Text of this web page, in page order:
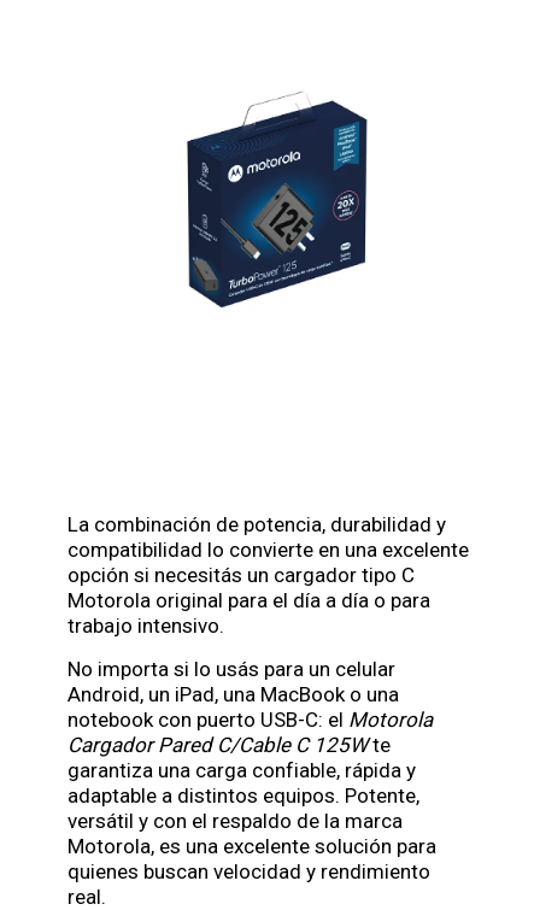
La combinación de potencia, durabilidad y
compatibilidad lo convierte en una excelente
opción si necesitás un cargador tipo C
Motorola original para el día a día o para
trabajo intensivo.
No importa si lo usás para un celular
Android, un iPad, una MacBook o una
notebook con puerto USB-C: el Motorola
Cargador Pared C/Cable C 125Wte
garantiza una carga confiable, rápida y
adaptable a distintos equipos. Potente,
versátil y con el respaldo de la marca
Motorola, es una excelente solución para
quienes buscan velocidad y rendimiento
real.